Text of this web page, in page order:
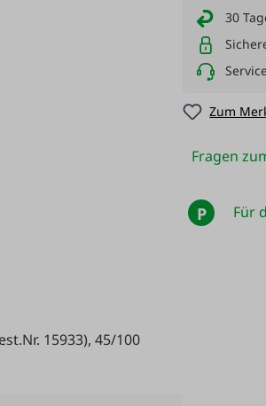
30
Zum
Fragen
P Für
15933), 45/100